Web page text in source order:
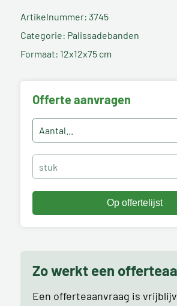
Artikelnummer: 3745
Categorie: Palissadebanden
Formaat: 12x12x75 cm
Offerte aanvragen
Zo werkt een
Een offerteaanvraag is